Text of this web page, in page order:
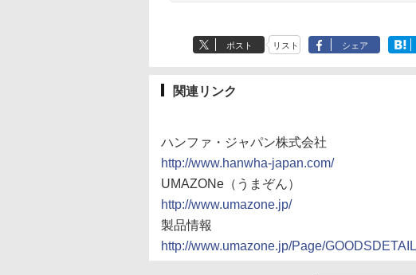
ポスト リスト シェア
関連リンク
ハンファ・ジャパン株式会社
http://www.hanwha-japan.com/
UMAZONe（うまぞん）
http://www.umazone.jp/
製品情報
http://www.umazone.jp/Page/